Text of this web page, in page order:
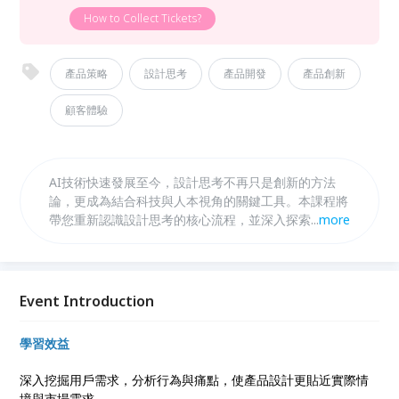
How to Collect Tickets?
產品策略 設計思考 產品開發 產品創新
顧客體驗
AI技術快速發展至今，設計思考不再只是創新的方法
論，更成為結合科技與人本視角的關鍵工具。本課程將
帶您重新認識設計思考的核心流程，並深入探索如何運
更具市場競爭力的產品與服務，實現真正以用戶為中心
...more
Event Introduction
學習效益
深入挖掘用戶需求，分析行為與痛點，使產品設計更貼近實際情